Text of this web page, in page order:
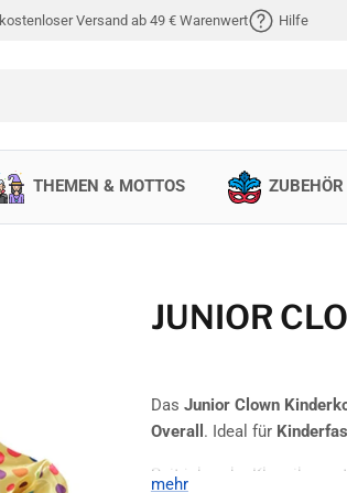
kostenloser Versand ab 49 € Warenwert Hilfe
THEMEN & MOTTOS
JUNIOR
Das Junior Clown
Overall . Ideal für
Seit jeher der Klassiker
mehr